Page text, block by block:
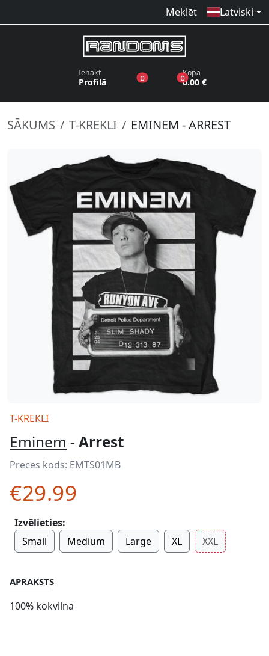
Meklēt Latviski
Ienākt
Profilā 0produkti vēlmju sarakstā
0produkti grozā
Kopā
0.00 €
SĀKUMS T-KREKLI EMINEM - ARREST
T-KREKLI
Eminem - Arrest
Preces kods: EMTS01MB
€29.99
Izvēlieties:
Small
Medium Large XL XXL
APRAKSTS
100% kokvilna